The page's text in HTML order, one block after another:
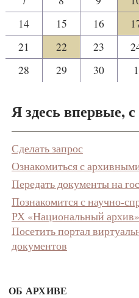
14
15 16
21
22 23
28
29 30 1
Я здесь впервые, с
Сделать запрос
Ознакомиться с
Передать документы на
Познакомится с научно-
РХ «Национальный архив»
Посетить портал
документов
ОБ АРХИВЕ